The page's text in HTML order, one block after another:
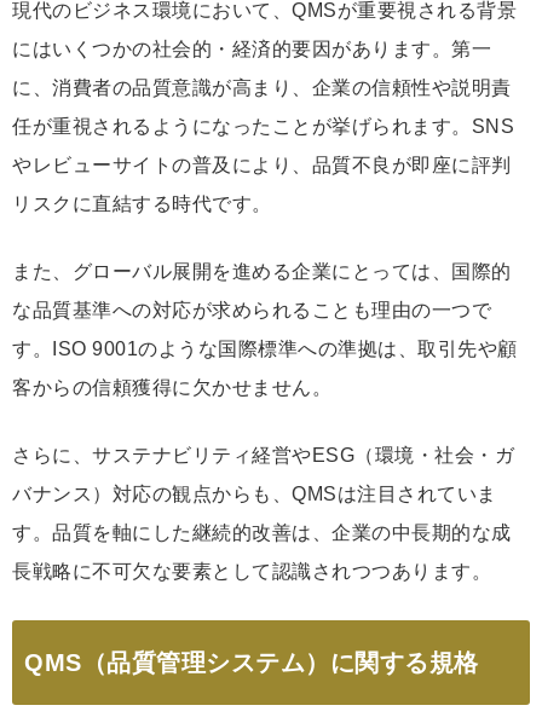
現代のビジネス環境において、QMSが重要視される背景
にはいくつかの社会的・経済的要因があります。第一
に、消費者の品質意識が高まり、企業の信頼性や説明責
任が重視されるようになったことが挙げられます。SNS
やレビューサイトの普及により、品質不良が即座に評判
リスクに直結する時代です。
また、グローバル展開を進める企業にとっては、国際的
な品質基準への対応が求められることも理由の一つで
す。ISO 9001のような国際標準への準拠は、取引先や顧
客からの信頼獲得に欠かせません。
さらに、サステナビリティ経営やESG（環境・社会・ガ
バナンス）対応の観点からも、QMSは注目されていま
す。品質を軸にした継続的改善は、企業の中長期的な成
長戦略に不可欠な要素として認識されつつあります。
QMS（品質管理システム）に関する規格